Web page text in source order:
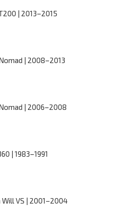
| 2013–2015
| 2008–2013
| 2006–2008
| 1983–1991
VS | 2001–2004